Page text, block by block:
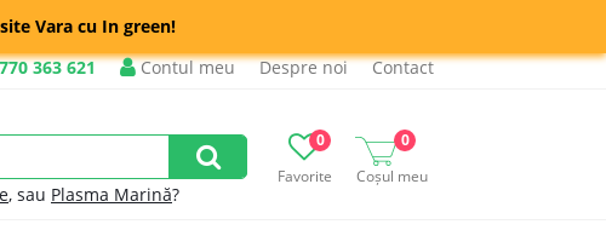
Vara cu In green!
363 621 Contul meu Despre noi Contact
Favorite
0
Coșul meu
0
, sau Plasma Marină?